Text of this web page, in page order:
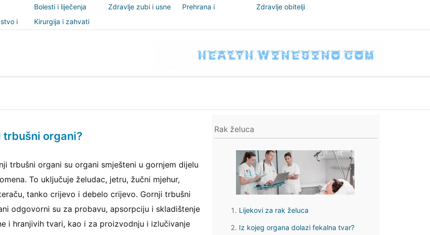
Bolesti i liječenja
Zdravlje zubi i usne
Prehrana i
Zdravlje obitelji
i
Kirurgija i zahvati
trbušni organi?
trbušni organi su organi smješteni u gornjem dijelu
To uključuje želudac, jetru, žučni mjehur,
tanko crijevo i debelo crijevo. Gornji trbušni
odgovorni su za probavu, apsorpciju i skladištenje
i hranjivih tvari, kao i za proizvodnju i izlučivanje
Rak želuca
Lijekovi za rak želuca
Iz kojeg organa dolazi fekalna tvar?